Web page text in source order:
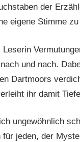
der
eigene Stimme zu
und nach.
Dartmoors
ihr damit
ungewöhnlich
jeden, der